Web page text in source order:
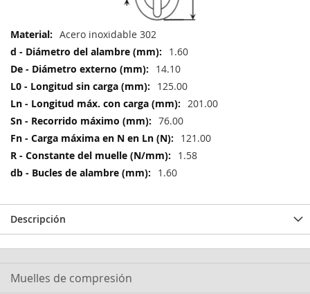
Más
Información
Acero inoxidable 302
1.60
14.10
125.00
201.00
76.00
121.00
1.58
1.60
Descripción
Muelles de compresión